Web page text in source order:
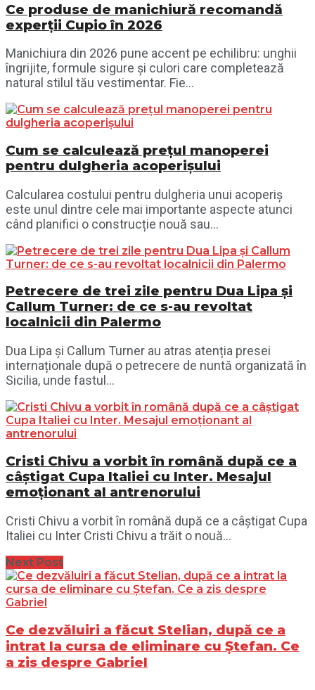
Ce produse de manichiură recomandă
experții Cupio în 2026
Manichiura din 2026 pune accent pe echilibru: unghii
îngrijite, formule sigure și culori care completează
natural stilul tău vestimentar. Fie...
Cum se calculează prețul manoperei
pentru dulgheria acoperișului
Calcularea costului pentru dulgheria unui acoperiș
este unul dintre cele mai importante aspecte atunci
când planifici o construcție nouă sau...
Petrecere de trei zile pentru Dua Lipa și
Callum Turner: de ce s-au revoltat
localnicii din Palermo
Dua Lipa și Callum Turner au atras atenția presei
internaționale după o petrecere de nuntă organizată în
Sicilia, unde fastul...
Cristi Chivu a vorbit în română după ce a
câștigat Cupa Italiei cu Inter. Mesajul
emoționant al antrenorului
Cristi Chivu a vorbit în română după ce a câștigat Cupa
Italiei cu Inter Cristi Chivu a trăit o nouă...
Next Post
Ce dezvăluiri a făcut Stelian, după ce a
intrat la cursa de eliminare cu Ștefan. Ce
a zis despre Gabriel